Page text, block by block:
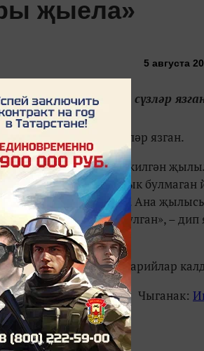
җыела»
5 августа
турында «акыллы» сүзләр
«акыллы» сүзләр язган.
нык булса, аннан килгән
кебек, ә нигезе нык булмаган
туннан җылырак. Ана
тыңлаган адәм булган», – дип
турында комментарийлар
Чыганак: